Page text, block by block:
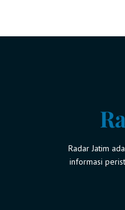
Radar Jatim
informasi